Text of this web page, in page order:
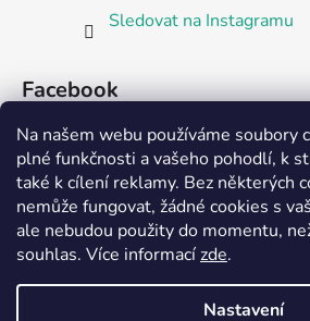
Na našem webu používáme soubory
plné funkčnosti a vašeho pohodlí, k
také k cílení reklamy. Bez některých
nemůže fungovat, žádné cookies s
ale nebudou použity do momentu,
souhlas. Více informacízde.
Nastavení
Sledovat na Instagramu
Facebook
Partnerská prodejna